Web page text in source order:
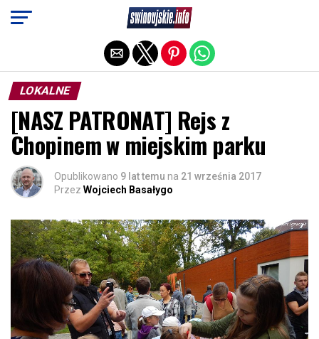
LOKALNE
[NASZ PATRONAT] Rejs z
Chopinem w miejskim parku
Opublikowano 9 lat temu na 21 września 2017
Przez Wojciech Basałygo
Exit mobile version